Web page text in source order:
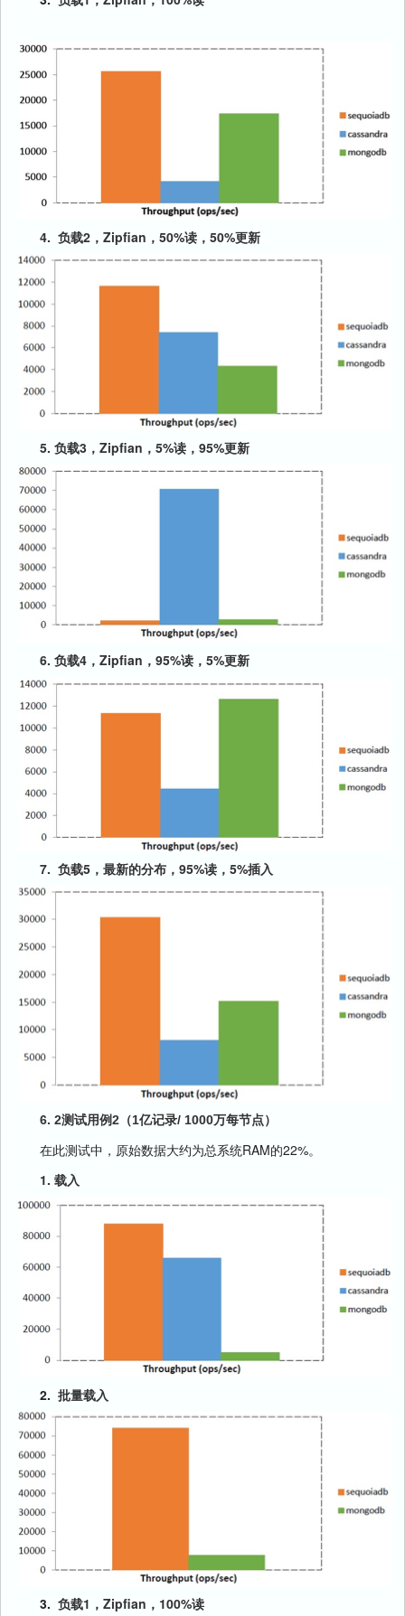
4. 负载2，Zipfian，50%读，50%更新
5. 负载3，Zipfian，5%读，95%更新
6. 负载4，Zipfian，95%读，5%更新
7. 负载5，最新的分布，95%读，5%插入
6. 2测试用例2（1亿记录/ 1000万每节点）
在此测试中，原始数据大约为总系统RAM的22%。
1. 载入
2. 批量载入
3. 负载1，Zipfian，100%读